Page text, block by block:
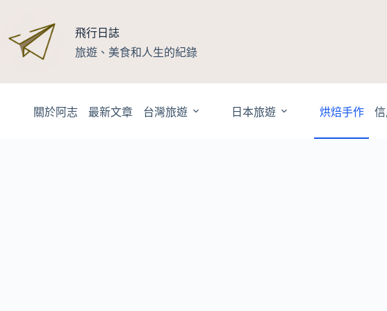
主
飛行日誌
旅遊、美食和人生的紀錄
關於阿志 最新文章 台灣旅遊 日本旅遊 烘焙手作